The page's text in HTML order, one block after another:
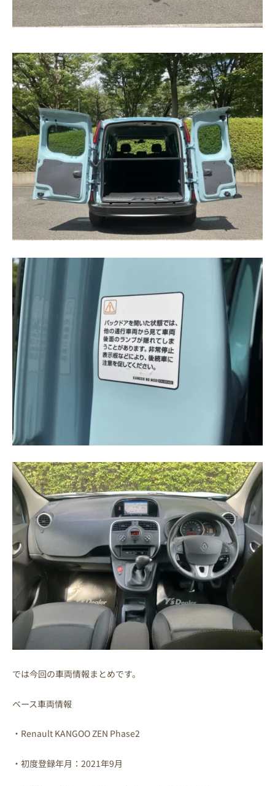
では今回の車両情報まとめです。
ベース車両情報
・Renault KANGOO ZEN Phase2
・初度登録年月：2021年9月